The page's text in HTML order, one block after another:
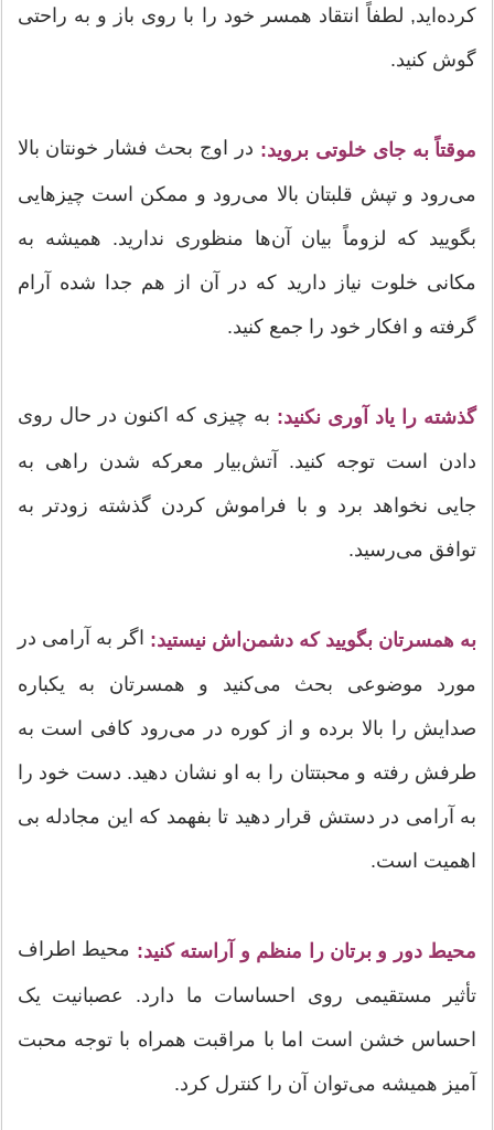
کرده‌اید, لطفاً انتقاد همسر خود را با روی باز و به راحتی
گوش کنید.
موقتاً به جای خلوتی بروید: در اوج بحث فشار خونتان بالا
می‌رود و تپش قلبتان بالا می‌رود و ممکن است چیزهایی
بگویید که لزوماً بیان آن‌ها منظوری ندارید. همیشه به
مکانی خلوت نیاز دارید که در آن از هم جدا شده آرام
گرفته و افکار خود را جمع کنید.
گذشته را یاد آوری نکنید: به چیزی که اکنون در حال روی
دادن است توجه کنید. آتش‌بیار معرکه شدن راهی به
جایی نخواهد برد و با فراموش کردن گذشته زودتر به
توافق می‌رسید.
به همسرتان بگویید که دشمن‌اش نیستید: اگر به آرامی در
مورد موضوعی بحث می‌کنید و همسرتان به یکباره
صدایش را بالا برده و از کوره در می‌رود کافی است به
طرفش رفته و محبتتان را به او نشان دهید. دست خود را
به آرامی در دستش قرار دهید تا بفهمد که این مجادله بی
اهمیت است.
محیط دور و برتان را منظم و آراسته کنید: محیط اطراف
تأثیر مستقیمی روی احساسات ما دارد. عصبانیت یک
احساس خشن است اما با مراقبت همراه با توجه محبت
آمیز همیشه می‌توان آن را کنترل کرد.